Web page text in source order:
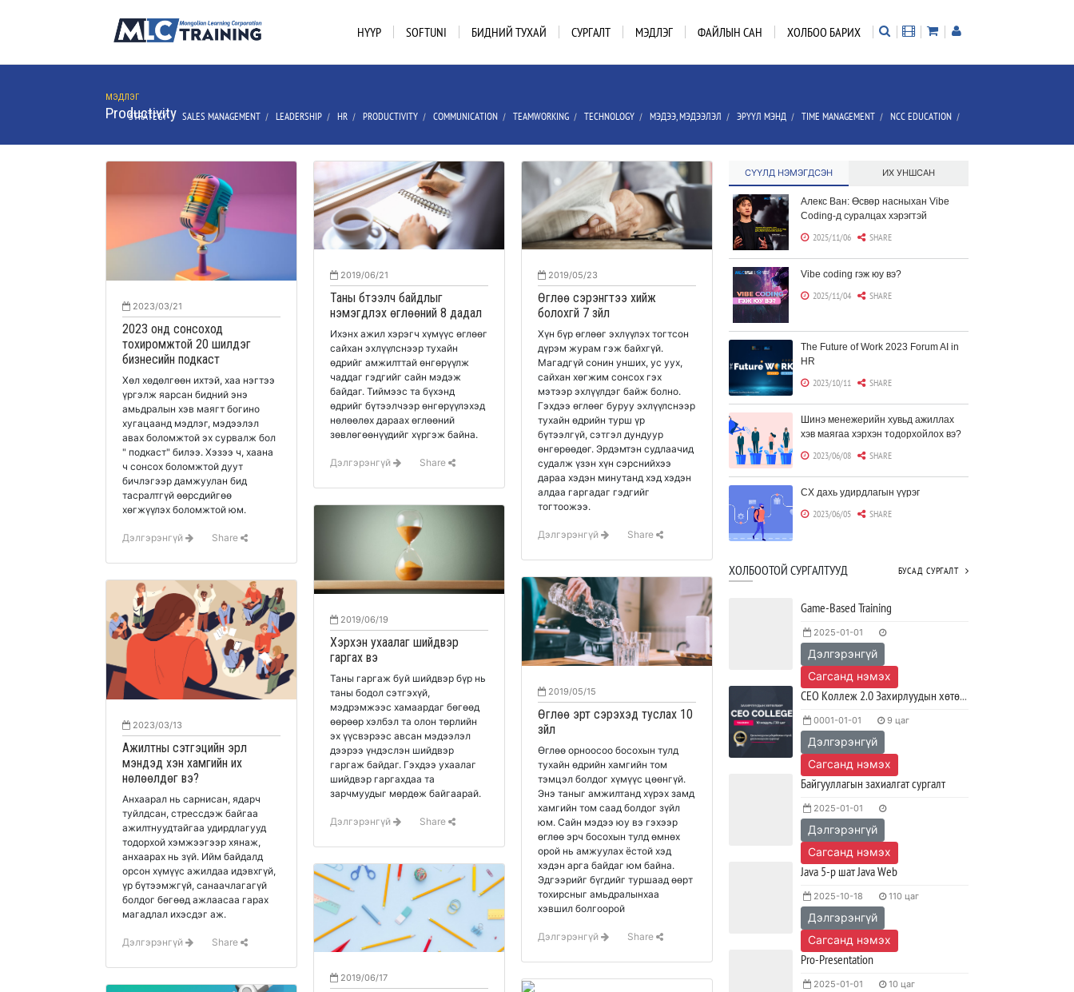
НҮҮР SOFTUNI БИДНИЙ ТУХАЙ СУРГАЛТ МЭДЛЭГ ФАЙЛЫН САН ХОЛБОО БАРИХ
МЭДЛЭГ
Productivity
STRATEGY/ SALES MANAGEMENT / LEADERSHIP / HR / PRODUCTIVITY / COMMUNICATION / TEAMWORKING / TECHNOLOGY / МЭДЭЭ, МЭДЭЭЛЭЛ / ЭРҮҮЛ МЭНД / TIME MANAGEMENT / NCC EDUCATION /
2023/03/21
2023 онд сонсоход
тохиромжтой 20 шилдэг
бизнесийн подкаст
Хөл хөдөлгөөн ихтэй, хаа нэгтээ
үргэлж яарсан бидний энэ
амьдралын хэв маягт богино
хугацаанд мэдлэг, мэдээлэл
авах боломжтой эх сурвалж бол
" подкаст" билээ. Хэзээ ч, хаана
ч сонсох боломжтой дуут
бичлэгээр дамжуулан бид
тасралтгүй өөрсдийгөө
хөгжүүлэх боломжтой юм.
Дэлгэрэнгүй Share
2023/03/13
Ажилтны сэтгэцийн эрүүл
мэндэд хэн хамгийн их
нөлөөлдөг вэ?
Анхаарал нь сарнисан, ядарч
туйлдсан, стрессдэж байгаа
ажилтнуудтайгаа удирдлагууд
тодорхой хэмжээгээр хянаж,
анхаарах нь зүй. Ийм байдалд
орсон хүмүүс ажилдаа идэвхгүй,
үр бүтээмжгүй, санаачлагагүй
болдог бөгөөд ажлаасаа гарах
магадлал ихэсдэг аж.
Дэлгэрэнгүй Share
2019/06/21
Таны бүтээлч байдлыг
нэмэгдүүлэх өглөөний 8 дадал
Ихэнх ажил хэрэгч хүмүүс өглөөг
сайхан эхлүүлснээр тухайн
өдрийг амжилттай өнгөрүүлж
чаддаг гэдгийг сайн мэдэж
байдаг. Тиймээс та бүхэнд
өдрийг бүтээлчээр өнгөрүүлэхэд
нөлөөлөх дараах өглөөний
зөвлөгөөнүүдийг хүргэж байна.
Дэлгэрэнгүй Share
2019/06/19
Хэрхэн ухаалаг шийдвэр
гаргах вэ
Таны гаргаж буй шийдвэр бүр нь
таны бодол сэтгэхүй,
мэдрэмжээс хамаардаг бөгөөд
өөрөөр хэлбэл та олон төрлийн
эх үүсвэрээс авсан мэдээлэл
дээрээ үндэслэн шийдвэр
гаргаж байдаг. Гэхдээ ухаалаг
шийдвэр гаргахдаа та
зарчмуудыг мөрдөж байгаарай.
Дэлгэрэнгүй Share
2019/06/17
2019/05/23
Өглөө сэрэнгүүтээ хийж
болохгүй 7 зүйл
Хүн бүр өглөөг эхлүүлэх тогтсон
дүрэм журам гэж байхгүй.
Магадгүй сонин унших, ус уух,
сайхан хөгжим сонсох гэх
мэтээр эхлүүлдэг байж болно.
Гэхдээ өглөөг буруу эхлүүлснээр
тухайн өдрийн турш үр
бүтээлгүй, сэтгэл дундуур
өнгөрөөдөг. Эрдэмтэн судлаачид
судалж үзэн хүн сэрснийхээ
дараа хэдэн минутанд хэд хэдэн
алдаа гаргадаг гэдгийг
тогтоожээ.
Дэлгэрэнгүй Share
2019/05/15
Өглөө эрт сэрэхэд туслах 10
зүйл
Өглөө орноосоо босохын тулд
тухайн өдрийн хамгийн том
тэмцэл болдог хүмүүс цөөнгүй.
Энэ таныг амжилтанд хүрэх замд
хамгийн том саад болдог зүйл
юм. Сайн мэдээ юу вэ гэхээр
өглөө эрч босохын тулд өмнөх
орой нь амжуулах ёстой хэд
хэдэн арга байдаг юм байна.
Эдгээрийг бүгдийг туршаад өөрт
тохирсныг амьдралынхаа
хэвшил болгоорой
Дэлгэрэнгүй Share
СҮҮЛД НЭМЭГДСЭН ИХ УНШСАН
Алекс Ван: Өсвөр насныхан Vibe
Coding-д суралцах хэрэгтэй
2025/11/06 SHARE
Vibe coding гэж юу вэ?
2025/11/04 SHARE
The Future of Work 2023 Forum AI in
HR
2023/10/11 SHARE
Шинэ менежерийн хувьд ажиллах
хэв маягаа хэрхэн тодорхойлох вэ?
2023/06/08 SHARE
CX дахь удирдлагын үүрэг
2023/06/05 SHARE
Борлуулагчид "ЮҮЛҮҮР"-т төвлөрөх
шаардлагагүй болж байна
2023/06/02 SHARE
Тодорхойгүй цаг үед CEO нар хэрхэн
инновацийг дэмжих вэ?
2023/05/17 SHARE
олимпиад амжилттай зохион
байгуулагдлаа.
2023/05/15 SHARE
сурах вэ?
2023/04/27 SHARE
Ажил дээрээ сайн найзтай байх нь
ажлын бүтээмж нэмэгдүүлж,
тогтвортой ажиллах суурь болдог
2023/04/25 SHARE
ХОЛБООТОЙ СУРГАЛТУУД БУСАД СУРГАЛТ
Game-Based Training
2025-01-01
Дэлгэрэнгүй
Сагсанд нэмэх
СЕО Коллеж 2.0 Захирлуудын хөтөлбөр
0001-01-01 9 цаг
Дэлгэрэнгүй
Сагсанд нэмэх
Байгууллагын захиалгат сургалт
2025-01-01
Дэлгэрэнгүй
Сагсанд нэмэх
Java 5-р шат Java Web
2025-10-18 110 цаг
Дэлгэрэнгүй
Сагсанд нэмэх
Pro-Presentation
2025-01-01 10 цаг